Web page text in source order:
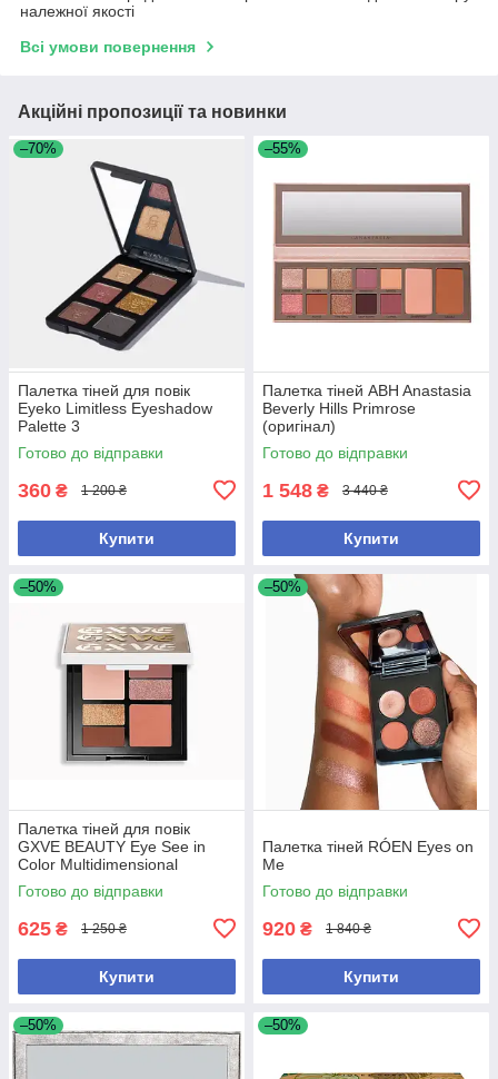
належної якості
Всі умови повернення
Акційні пропозиції та новинки
–70%
Палетка тіней для повік
Eyeko Limitless Eyeshadow
Palette 3
Готово до відправки
360 ₴ 1 200 ₴
Купити
–55%
Палетка тіней ABH Anastasia
Beverly Hills Primrose
(оригінал)
Готово до відправки
1 548 ₴ 3 440 ₴
Купити
–50%
Палетка тіней для повік
GXVE BEAUTY Eye See in
Color Multidimensional
Eyeshadow Palette - Make Me
Like You
Готово до відправки
625 ₴ 1 250 ₴
Купити
–50%
Палетка тіней RÓEN Eyes on
Me
Готово до відправки
920 ₴ 1 840 ₴
Купити
–50% –50%